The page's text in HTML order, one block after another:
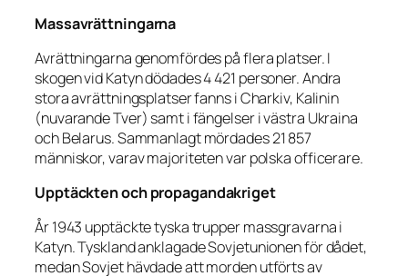
Massavrättningarna
Avrättningarna genomfördes på flera platser. I
skogen vid Katyn dödades 4 421 personer. Andra
stora avrättningsplatser fanns i Charkiv, Kalinin
(nuvarande Tver) samt i fängelser i västra Ukraina
och Belarus. Sammanlagt mördades 21 857
människor, varav majoriteten var polska officerare.
Upptäckten och propagandakriget
År 1943 upptäckte tyska trupper massgravarna i
Katyn. Tyskland anklagade Sovjetunionen för dådet,
medan Sovjet hävdade att morden utförts av